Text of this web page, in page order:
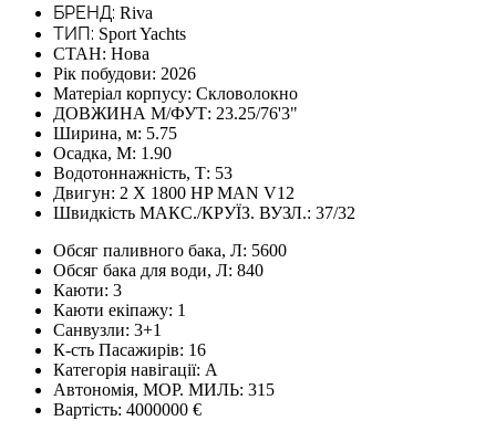
БРЕНД: Riva
ТИП: Sport Yachts
СТАН: Нова
Рік побудови: 2026
Матеріал корпусу: Скловолокно
ДОВЖИНА М/ФУТ: 23.25/76'3"
Ширина, м: 5.75
Осадка, М: 1.90
Водотоннажність, Т: 53
Двигун: 2 Х 1800 HP MAN V12
Швидкість МАКС./КРУЇЗ. ВУЗЛ.: 37/32
Обсяг паливного бака, Л: 5600
Обсяг бака для води, Л: 840
Каюти: 3
Каюти екіпажу: 1
Санвузли: 3+1
К-сть Пасажирів: 16
Категорія навігації: A
Автономія, МОР. МИЛЬ: 315
Вартість: 4000000 €